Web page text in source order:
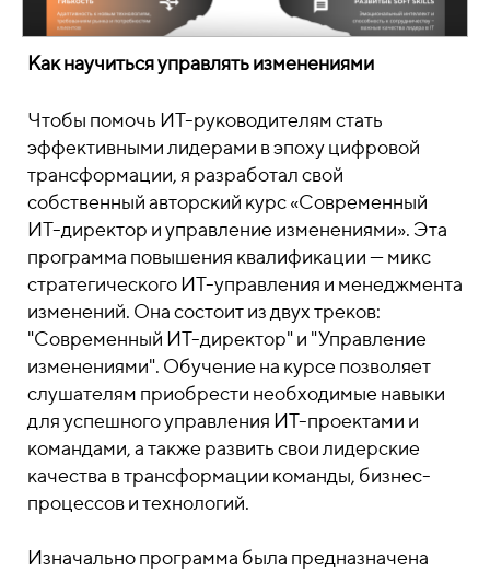
Как научиться управлять изменениями
Чтобы помочь ИТ-руководителям стать
эффективными лидерами в эпоху цифровой
трансформации, я разработал свой
собственный авторский курс «Современный
ИТ-директор и управление изменениями». Эта
программа повышения квалификации — микс
стратегического ИТ-управления и менеджмента
изменений. Она состоит из двух треков:
"Современный ИТ-директор" и "Управление
изменениями". Обучение на курсе позволяет
слушателям приобрести необходимые навыки
для успешного управления ИТ-проектами и
командами, а также развить свои лидерские
качества в трансформации команды, бизнес-
процессов и технологий.
Изначально программа была предназначена